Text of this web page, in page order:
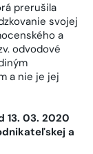
prerušila
svojej
a
odvodové
a nie je jej
13. 03. 2020
a